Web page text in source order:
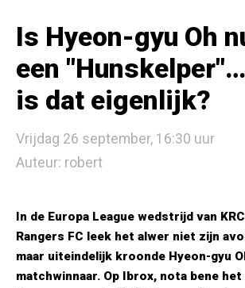
Is Hyeon-gyu Oh
een
is dat eigenlijk?
Vrijdag 26 september, 16:30 uur
Auteur: robert
In de Europa League wedstrijd van
Rangers FC leek het alwer niet zijn
maar uiteindelijk kroonde Hyeon-gyu
matchwinnaar. Op Ibrox, nota bene